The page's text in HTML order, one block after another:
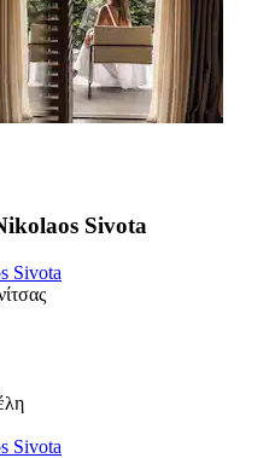
Sivota
Sivota
Sivota